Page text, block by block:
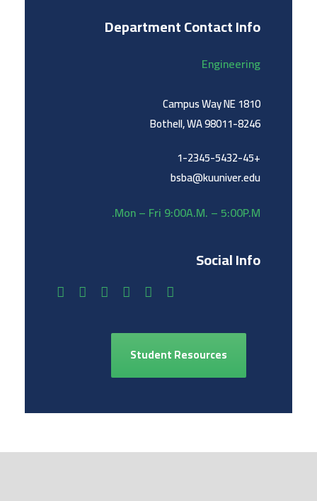
Department Contact Info
Engineering
1810 Campus Way NE
Bothell, WA 98011-8246
+1-2345-5432-45
bsba@kuuniver.edu
Mon – Fri 9:00A.M. – 5:00P.M.
Social Info
Student Resources